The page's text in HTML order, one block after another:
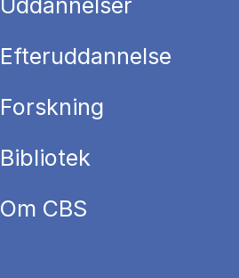
Uddannelser
Efteruddannelse
Forskning
Bibliotek
Om CBS